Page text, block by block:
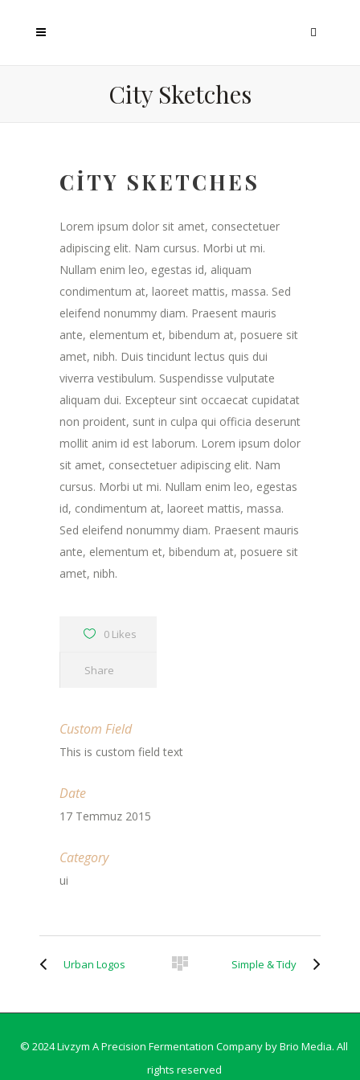
City Sketches
CITY SKETCHES
Lorem ipsum dolor sit amet, consectetuer
adipiscing elit. Nam cursus. Morbi ut mi.
Nullam enim leo, egestas id, aliquam
condimentum at, laoreet mattis, massa. Sed
eleifend nonummy diam. Praesent mauris
ante, elementum et, bibendum at, posuere sit
amet, nibh. Duis tincidunt lectus quis dui
viverra vestibulum. Suspendisse vulputate
aliquam dui. Excepteur sint occaecat cupidatat
non proident, sunt in culpa qui officia deserunt
mollit anim id est laborum. Lorem ipsum dolor
sit amet, consectetuer adipiscing elit. Nam
cursus. Morbi ut mi. Nullam enim leo, egestas
id, condimentum at, laoreet mattis, massa.
Sed eleifend nonummy diam. Praesent mauris
ante, elementum et, bibendum at, posuere sit
amet, nibh.
0 Likes
Share
Custom Field
This is custom field text
Date
17 Temmuz 2015
Category
ui
Urban Logos Simple & Tidy
© 2024 Livzym A Precision Fermentation Company byBrio Media. All
rights reserved